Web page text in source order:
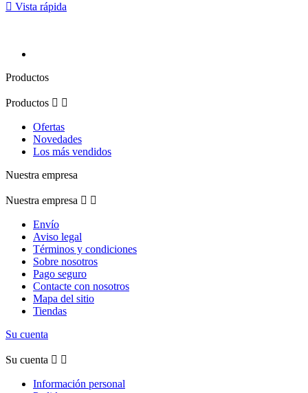
 Vista rápida
Productos
Productos  
Ofertas
Novedades
Los más vendidos
Nuestra empresa
Nuestra empresa  
Envío
Aviso legal
Términos y condiciones
Sobre nosotros
Pago seguro
Contacte con nosotros
Mapa del sitio
Tiendas
Su cuenta
Su cuenta  
Información personal